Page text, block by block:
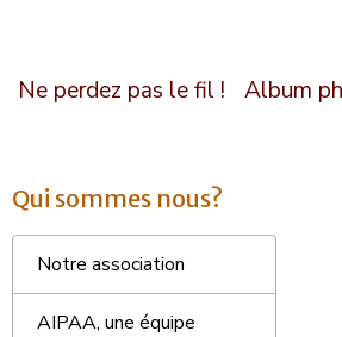
Ne perdez pas le fil ! Album
Qui sommes nous?
Notre association
AIPAA, une équipe